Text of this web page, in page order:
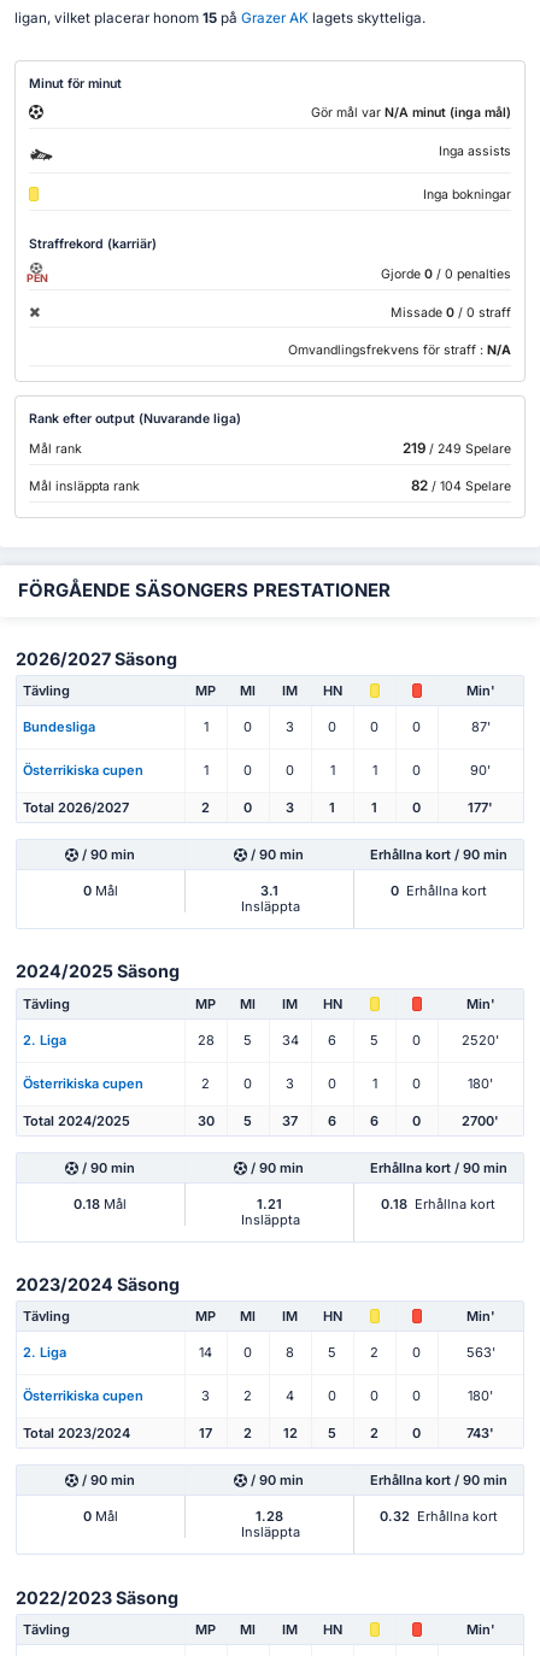
ligan, vilket placerar honom 15på Grazer AKlagets skytteliga.
Minut för minut
Gör mål var N/A minut (inga mål)
Inga assists
Inga bokningar
Straffrekord (karriär)
PEN Gjorde 0 / 0 penalties
Missade 0 / 0 straff
Omvandlingsfrekvens för straff : N/A
Rank efter output (Nuvarande liga)
Mål rank
219/ 249 Spelare
Mål insläppta rank 82/ 104 Spelare
FÖRGÅENDE SÄSONGERS PRESTATIONER
2026/2027 Säsong
Tävling MP Ml IM HN Min'
Bundesliga 1 0 3 0 0 0 87'
Österrikiska cupen 1 0 0 1 1 0 90'
Total 2026/2027 2 0 3 1 1 0 177'
/ 90 min / 90 min Erhållna kort / 90 min
0Mål
3.1
Insläppta
0 Erhållna kort
2024/2025 Säsong
Tävling MP Ml IM HN Min'
2. Liga 28 5 34 6 5 0 2520'
Österrikiska cupen 2 0 3 0 1 0 180'
Total 2024/2025 30 5 37 6 6 0 2700'
/ 90 min / 90 min Erhållna kort / 90 min
0.18 Mål
1.21
Insläppta
0.18 Erhållna kort
2023/2024 Säsong
Tävling MP Ml IM HN Min'
2. Liga 14 0 8 5 2 0 563'
Österrikiska cupen 3 2 4 0 0 0 180'
Total 2023/2024 17 2 12 5 2 0 743'
/ 90 min / 90 min Erhållna kort / 90 min
0Mål
1.28
Insläppta
0.32 Erhållna kort
2022/2023 Säsong
Tävling MP Ml IM HN Min'